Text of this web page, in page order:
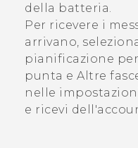
della batteria.
Per ricevere i
arrivano,
pianificazione per
punta e Altre
nelle
e ricevi